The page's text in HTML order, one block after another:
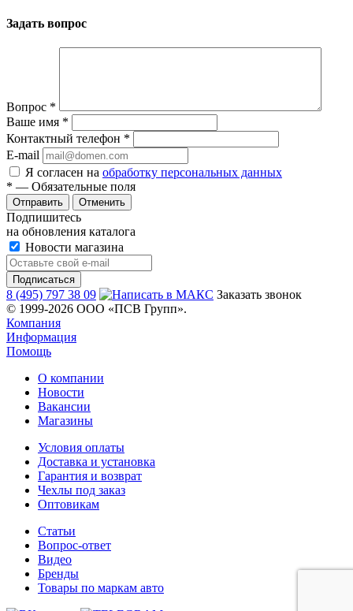
Задать вопрос
Вопрос *
Ваше имя *
Контактный телефон *
E-mail
Я согласен на обработку персональных данных
* — Обязательные поля
Отменить
Подпишитесь
на обновления каталога
Новости магазина
8 (495) 797 38 09
Заказать звонок
© 1999-2026 ООО «ПСВ Групп».
Компания
Информация
Помощь
О компании
Новости
Вакансии
Магазины
Условия оплаты
Доставка и установка
Гарантия и возврат
Чехлы под заказ
Оптовикам
Статьи
Вопрос-ответ
Видео
Бренды
Товары по маркам авто